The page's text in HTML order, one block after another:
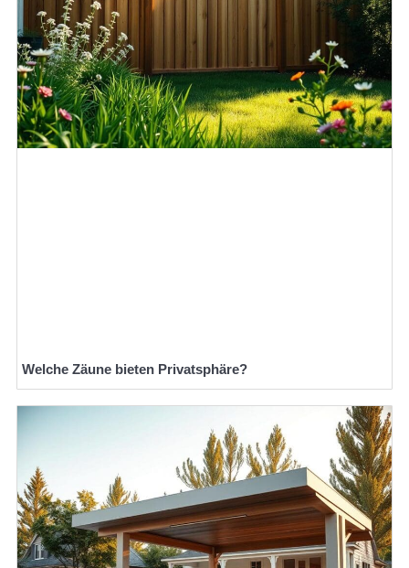
Welche Zäune bieten Privatsphäre?